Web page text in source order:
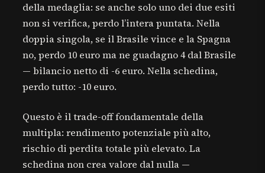
della medaglia: se anche solo uno dei due esiti
non si verifica, perdo l’intera puntata. Nella
doppia singola, se il Brasile vince e la Spagna
no, perdo 10 euro ma ne guadagno 4 dal Brasile
— bilancio netto di -6 euro. Nella schedina,
perdo tutto: -10 euro.
Questo è il trade-off fondamentale della
multipla: rendimento potenziale più alto,
rischio di perdita totale più elevato. La
schedina non crea valore dal nulla —